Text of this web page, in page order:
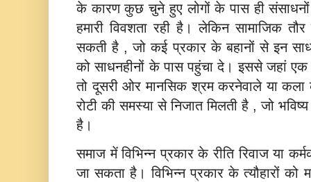
के कारण कुछ चुने हुए लोगों के पास ही संसाधनों
हमारी विवशता रही है। लेकिन सामाजिक
सकती है , जो कई प्रकार के बहानों से इन
को साधनहीनों के पास पहुंचा दे। इससे जहां एक
तो दूसरी ओर मानसिक श्रम करनेवाले या कला
रोटी की समस्‍या से निजात मिलती है , जो
है।
समाज में विभिन्‍न प्रकार के रीति रिवाज या
जा सकता है। विभिन्‍न प्रकार के त्‍यौहारों